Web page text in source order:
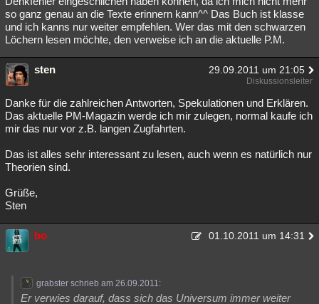
so ganz genau an die Texte erinnern kann^^ Das Buch ist klasse
und ich kanns nur weiter empfehlen. Wer das mit den schwarzen
Löchern lesen möchte, den verweise ich an die aktuelle P.M.
sten 29.09.2011 um 21:05
Diskussionsleiter
Danke für die zahlreichen Antworten, Spekulationen und Erklären.
Das aktuelle PM-Magazin werde ich mir zulegen, normal kaufe ich
mir das nur vor z.B. langen Zugfahrten.
Das ist alles sehr interessant zu lesen, auch wenn es natürlich nur
Theorien sind.
Grüße,
Sten
bo 01.10.2011 um 14:31
grabster schrieb am 26.09.2011:
Er verwies darauf, dass sich das Universum immer weiter